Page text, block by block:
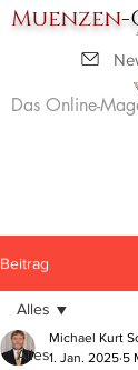
Muenzen-
Das Online-
Beitrag
Alles
Alles
Michael Kurt
1. Jan. 2025 5